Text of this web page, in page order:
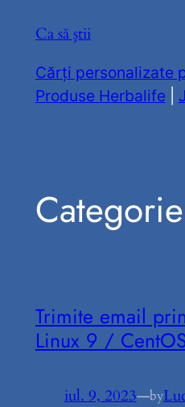
conținut
Ca să ştii
Cărți personalizate
Produse Herbalife
Trimite email
Linux 9 /
iul. 9, 2023—by